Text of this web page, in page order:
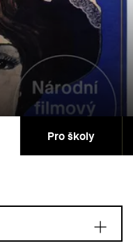
Pro školy